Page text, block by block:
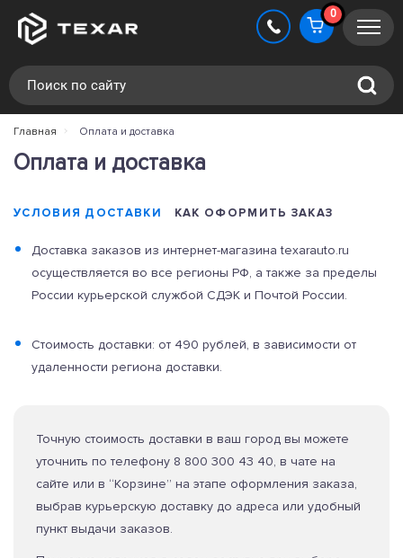
0
Главная Оплата и доставка
Оплата и доставка
УСЛОВИЯ ДОСТАВКИ КАК ОФОРМИТЬ ЗАКАЗ
Доставка заказов из интернет-магазина texarauto.ru
осуществляется во все регионы РФ, а также за пределы
России курьерской службой СДЭК и Почтой России.
Стоимость доставки: от 490 рублей, в зависимости от
удаленности региона доставки.
Точную стоимость доставки в ваш город вы можете
уточнить по телефону 8 800 300 43 40, в чате на
сайте или в “Корзине” на этапе оформления заказа,
выбрав курьерскую доставку до адреса или удобный
пункт выдачи заказов.